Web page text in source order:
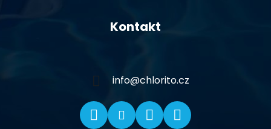
Kontakt
info@chlorito.cz